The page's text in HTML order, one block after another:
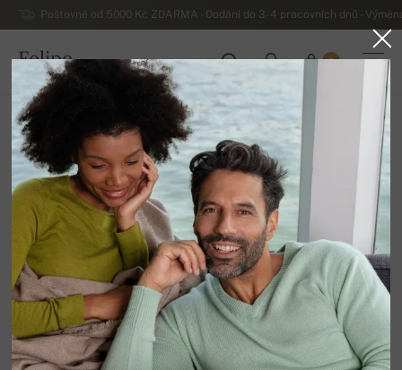
Poštovné od 5000 Kč ZDARMA - Dodání do 3-4 pracovních dnů -
Felipe
ČESKO
0
Domů
Luxusní dámské kašmírové svetry
Dámské hrubé zimní kašmírové svetry